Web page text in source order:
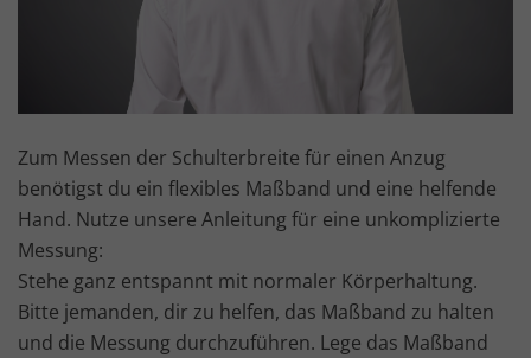
Zum Messen der Schulterbreite für einen Anzug
benötigst du ein flexibles Maßband und eine helfende
Hand. Nutze unsere Anleitung für eine unkomplizierte
Messung:
Stehe ganz entspannt mit normaler Körperhaltung.
Bitte jemanden, dir zu helfen, das Maßband zu halten
und die Messung durchzuführen. Lege das Maßband